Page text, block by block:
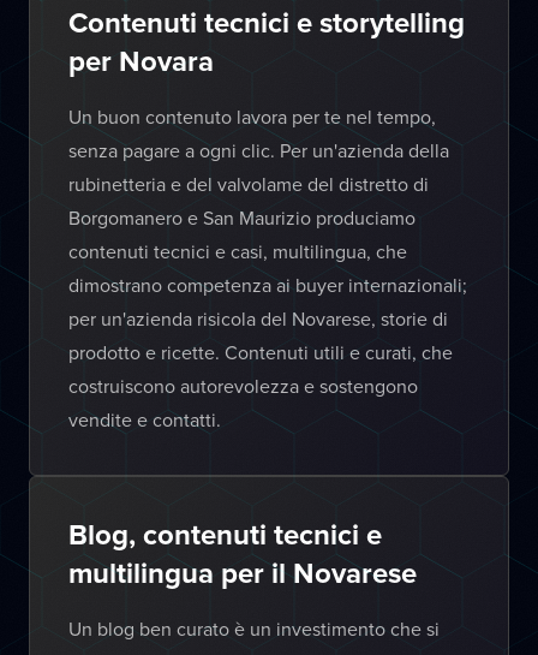
Contenuti tecnici e storytelling
per Novara
Un buon contenuto lavora per te nel tempo,
senza pagare a ogni clic. Per un'azienda della
rubinetteria e del valvolame del distretto di
Borgomanero e San Maurizio produciamo
contenuti tecnici e casi, multilingua, che
dimostrano competenza ai buyer internazionali;
per un'azienda risicola del Novarese, storie di
prodotto e ricette. Contenuti utili e curati, che
costruiscono autorevolezza e sostengono
vendite e contatti.
Blog, contenuti tecnici e
multilingua per il Novarese
Un blog ben curato è un investimento che si